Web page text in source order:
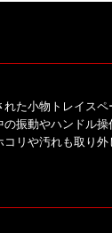
た小物トレイス
振動やハンドル操
リや汚れも取り外